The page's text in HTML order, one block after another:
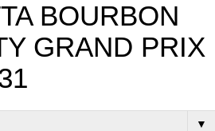
BOURBON
GRAND PRIX
▼